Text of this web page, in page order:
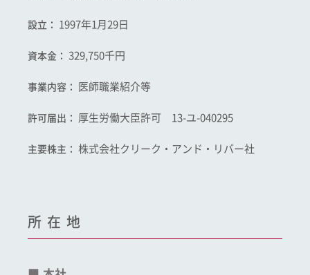
設立： 1997年1月29日
資本金： 329,750千円
事業内容： 医師職業紹介等
許可届出： 厚生労働大臣許可 13-ユ-040295
主要株主： 株式会社クリーク・アンド・リバー社
所在地